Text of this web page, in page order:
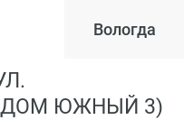
Вологда
ДОМ ЮЖНЫЙ 3)